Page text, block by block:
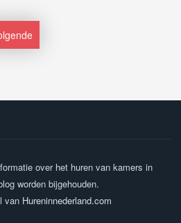
over het huren van kamers in
worden bijgehouden.
van Hureninnederland.com